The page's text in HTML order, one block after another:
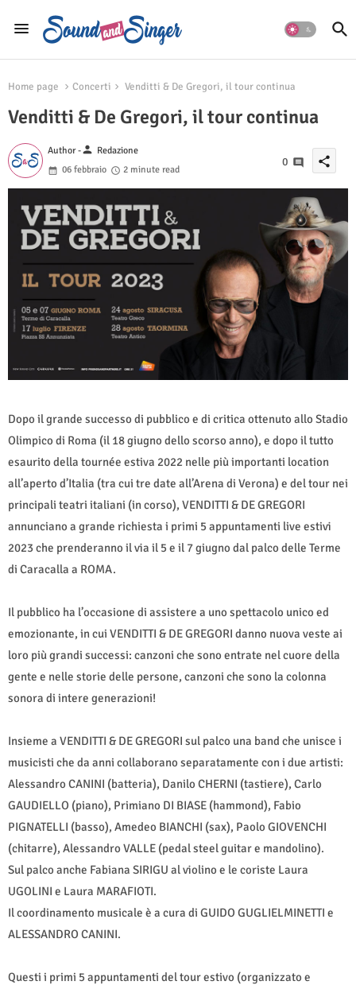
Home page Concerti Venditti & De Gregori, il tour continua
Venditti & De Gregori, il tour continua
Author -person Redazione
06 febbraio
2 minute read
0 share
Dopo il grande successo di pubblico e di critica ottenuto allo Stadio
Olimpico di Roma (il 18 giugno dello scorso anno), e dopo il tutto
esaurito della tournée estiva 2022 nelle più importanti location
all’aperto d’Italia (tra cui tre date all’Arena di Verona) e del tour nei
principali teatri italiani (in corso), VENDITTI & DE GREGORI
annunciano a grande richiesta i primi 5 appuntamenti live estivi
2023 che prenderanno il via il 5 e il 7 giugno dal palco delle Terme
di Caracalla a ROMA.
Il pubblico ha l’occasione di assistere a uno spettacolo unico ed
emozionante, in cui VENDITTI & DE GREGORI danno nuova veste ai
loro più grandi successi: canzoni che sono entrate nel cuore della
gente e nelle storie delle persone, canzoni che sono la colonna
sonora di intere generazioni!
Insieme a VENDITTI & DE GREGORI sul palco una band che unisce i
musicisti che da anni collaborano separatamente con i due artisti:
Alessandro CANINI (batteria), Danilo CHERNI (tastiere), Carlo
GAUDIELLO (piano), Primiano DI BIASE (hammond), Fabio
PIGNATELLI (basso), Amedeo BIANCHI (sax), Paolo GIOVENCHI
(chitarre), Alessandro VALLE (pedal steel guitar e mandolino).
Sul palco anche Fabiana SIRIGU al violino e le coriste Laura
UGOLINI e Laura MARAFIOTI.
Il coordinamento musicale è a cura di GUIDO GUGLIELMINETTI e
ALESSANDRO CANINI.
Questi i primi 5 appuntamenti del tour estivo (organizzato e